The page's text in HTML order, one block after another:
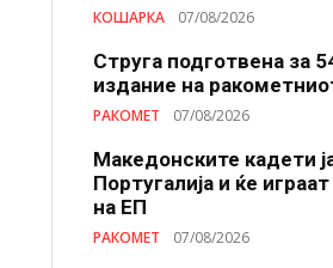
КОШАРКА 07/08/2026
Струга подготвена за
издание на
РАКОМЕТ 07/08/2026
Македонските кадети
Португалија и ќе
на ЕП
РАКОМЕТ 07/08/2026